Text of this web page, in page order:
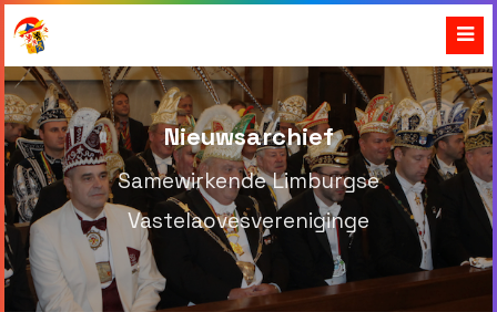
Nieuwsarchief
Samewirkende Limburgse
Vastelaovesvereniginge